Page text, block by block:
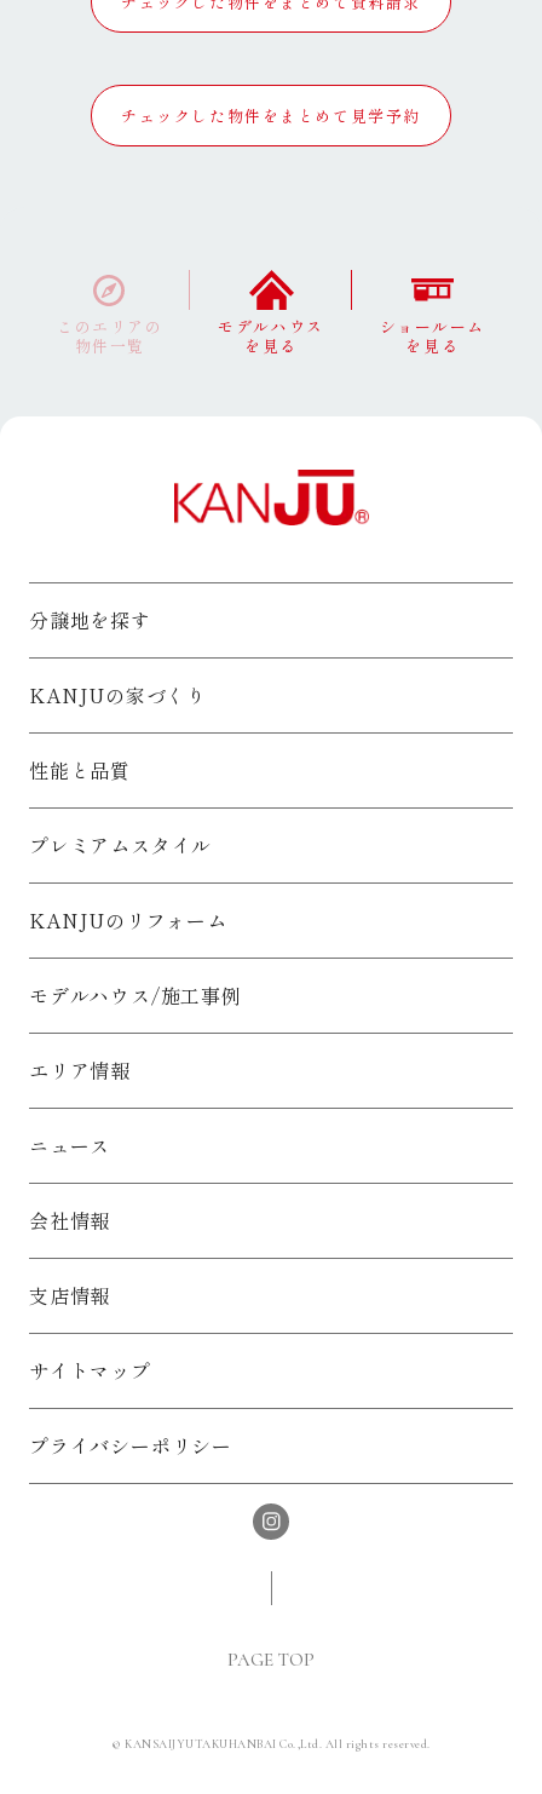
チェックした物件をまとめて見学予約
このエリアの
物件一覧
モデルハウス
を見る
ショールーム
を見る
分譲地を探す
KANJUの家づくり
性能と品質
プレミアムスタイル
KANJUのリフォーム
モデルハウス/施工事例
エリア情報
ニュース
会社情報
支店情報
サイトマップ
プライバシーポリシー
PAGE TOP
© KANSAIJYUTAKUHANBAI Co.,Ltd. All rights reserved.